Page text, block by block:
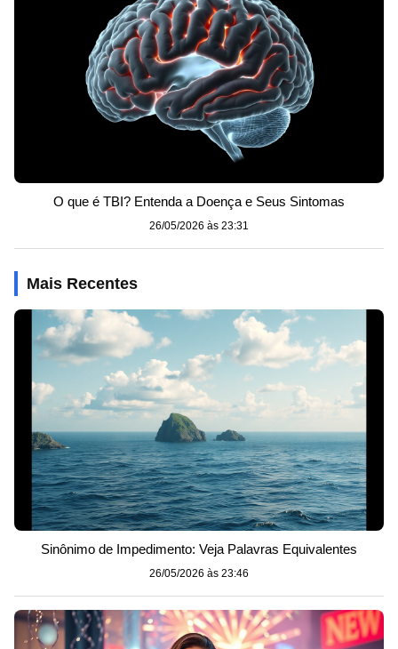
O que é TBI? Entenda a Doença e Seus Sintomas
26/05/2026 às 23:31
Mais Recentes
Sinônimo de Impedimento: Veja Palavras Equivalentes
26/05/2026 às 23:46